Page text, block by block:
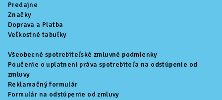
Predajne
Značky
Doprava a Platba
Veľkostné tabuľky
Všeobecné spotrebiteľské zmluvné podmienky
Poučenie o uplatnení práva spotrebiteľa na odstúpenie od
zmluvy
Reklamačný formulár
Formulár na odstúpenie od zmluvy